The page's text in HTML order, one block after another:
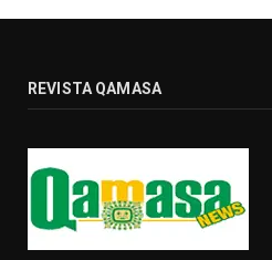
REVISTA QAMASA